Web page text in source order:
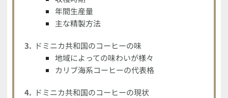
年間生産量
主な精製方法
ドミニカ共和国のコーヒーの味
地域によっての味わいが様々
カリブ海系コーヒーの代表格
ドミニカ共和国のコーヒーの現状